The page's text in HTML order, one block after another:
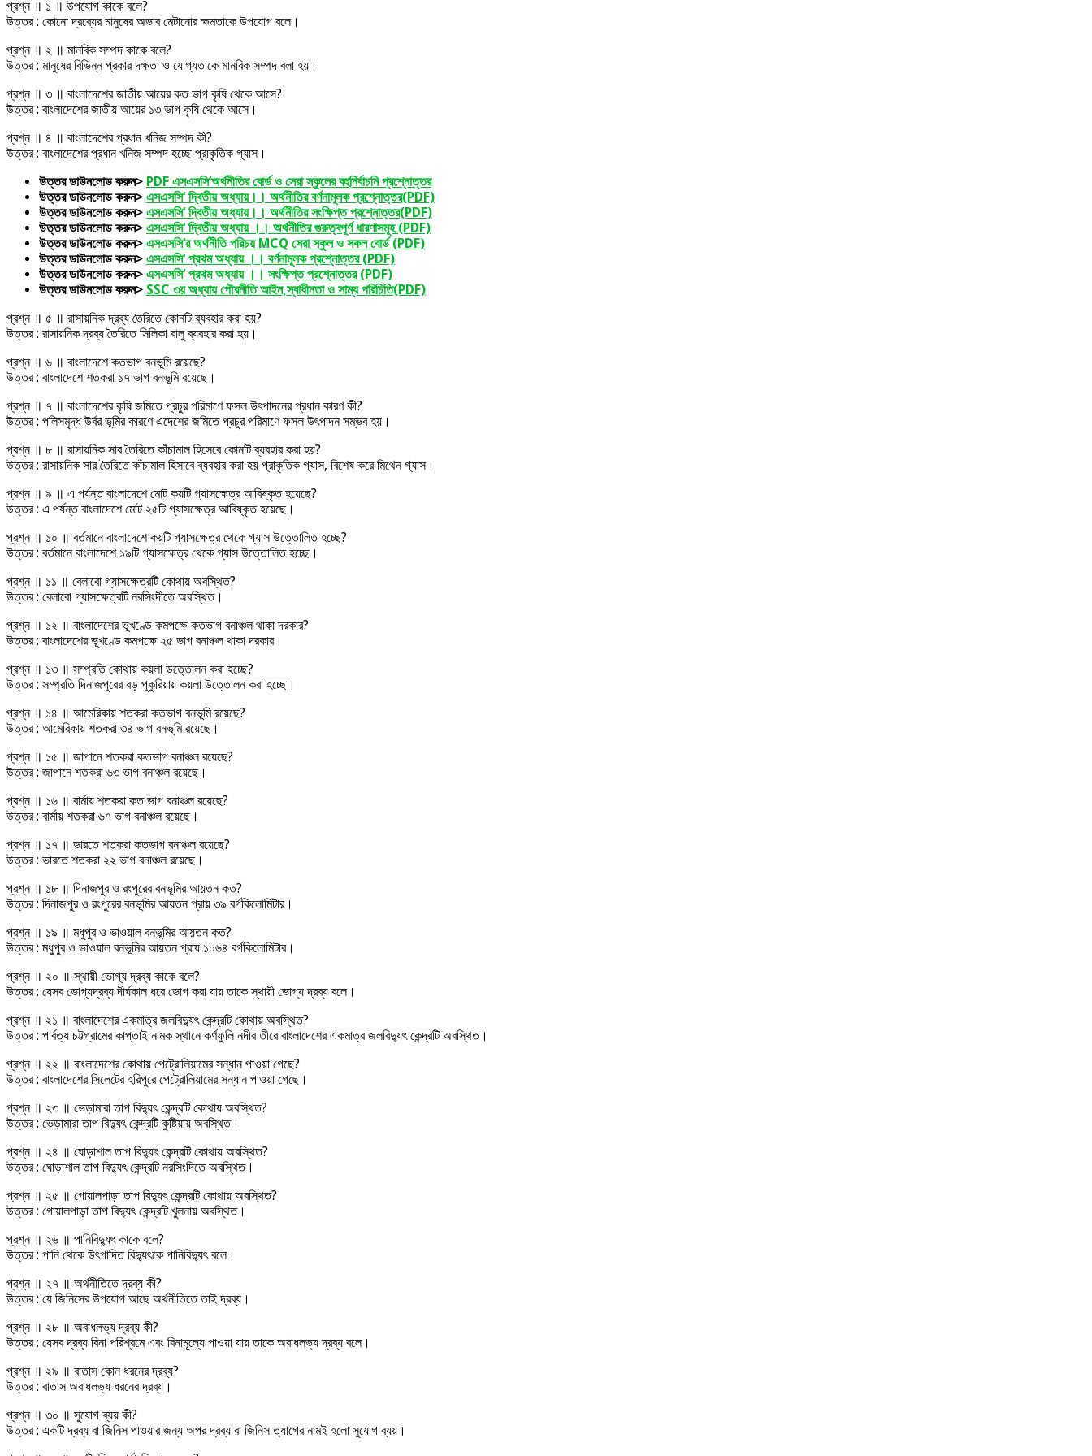
প্রশ্ন ॥ ১ ॥ উপযোগ কাকে বলে?
উত্তর : কোনো দ্রব্যের মানুষের অভাব মেটানোর ক্ষমতাকে উপযোগ বলে।
প্রশ্ন ॥ ২ ॥ মানবিক সম্পদ কাকে বলে?
উত্তর : মানুষের বিভিন্ন প্রকার দক্ষতা ও যোগ্যতাকে মানবিক সম্পদ বলা হয়।
প্রশ্ন ॥ ৩ ॥ বাংলাদেশের জাতীয় আয়ের কত ভাগ কৃষি থেকে আসে?
উত্তর : বাংলাদেশের জাতীয় আয়ের ১৩ ভাগ কৃষি থেকে আসে।
প্রশ্ন ॥ ৪ ॥ বাংলাদেশের প্রধান খনিজ সম্পদ কী?
উত্তর : বাংলাদেশের প্রধান খনিজ সম্পদ হচ্ছে প্রাকৃতিক গ্যাস।
উত্তর ডাউনলোড করুন> PDF এসএসসি‘অর্থনীতির বোর্ড ও সেরা স্কুলের বহুনির্বাচনি প্রশ্নোত্তর
উত্তর ডাউনলোড করুন> এসএসসি‘ দ্বিতীয় অধ্যায়।। অর্থনীতির বর্ণনামূলক প্রশ্নোত্তর(PDF)
উত্তর ডাউনলোড করুন> এসএসসি‘ দ্বিতীয় অধ্যায়।। অর্থনীতির সংক্ষিপ্ত প্রশ্নোত্তর(PDF)
উত্তর ডাউনলোড করুন> এসএসসি‘ দ্বিতীয় অধ্যায় ।। অর্থনীতির গুরুত্বপূর্ণ ধারণাসমূহ (PDF)
উত্তর ডাউনলোড করুন> এসএসসি‘র অর্থনীতি পরিচয় MCQ সেরা স্কুল ও সকল বোর্ড (PDF)
উত্তর ডাউনলোড করুন> এসএসসি‘ প্রথম অধ্যায় ।। বর্ণনামূলক প্রশ্নোত্তর (PDF)
উত্তর ডাউনলোড করুন> এসএসসি‘ প্রথম অধ্যায় ।। সংক্ষিপ্ত প্রশ্নোত্তর (PDF)
উত্তর ডাউনলোড করুন> SSC ৩য় অধ্যায় পৌরনীতি আইন,স্বাধীনতা ও সাম্য পরিচিতি(PDF)
প্রশ্ন ॥ ৫ ॥ রাসায়নিক দ্রব্য তৈরিতে কোনটি ব্যবহার করা হয়?
উত্তর : রাসায়নিক দ্রব্য তৈরিতে সিলিকা বালু ব্যবহার করা হয়।
প্রশ্ন ॥ ৬ ॥ বাংলাদেশে কতভাগ বনভূমি রয়েছে?
উত্তর : বাংলাদেশে শতকরা ১৭ ভাগ বনভূমি রয়েছে।
প্রশ্ন ॥ ৭ ॥ বাংলাদেশের কৃষি জমিতে প্রচুর পরিমাণে ফসল উৎপাদনের প্রধান কারণ কী?
উত্তর : পলিসমৃদ্ধ উর্বর ভূমির কারণে এদেশের জমিতে প্রচুর পরিমাণে ফসল উৎপাদন সম্ভব হয়।
প্রশ্ন ॥ ৮ ॥ রাসায়নিক সার তৈরিতে কাঁচামাল হিসেবে কোনটি ব্যবহার করা হয়?
উত্তর : রাসায়নিক সার তৈরিতে কাঁচামাল হিসাবে ব্যবহার করা হয় প্রাকৃতিক গ্যাস, বিশেষ করে মিথেন গ্যাস।
প্রশ্ন ॥ ৯ ॥ এ পর্যন্ত বাংলাদেশে মোট কয়টি গ্যাসক্ষেত্র আবিষ্কৃত হয়েছে?
উত্তর : এ পর্যন্ত বাংলাদেশে মোট ২৫টি গ্যাসক্ষেত্র আবিষ্কৃত হয়েছে।
প্রশ্ন ॥ ১০ ॥ বর্তমানে বাংলাদেশে কয়টি গ্যাসক্ষেত্র থেকে গ্যাস উত্তোলিত হচ্ছে?
উত্তর : বর্তমানে বাংলাদেশে ১৯টি গ্যাসক্ষেত্র থেকে গ্যাস উত্তোলিত হচ্ছে।
প্রশ্ন ॥ ১১ ॥ বেলাবো গ্যাসক্ষেত্রটি কোথায় অবস্থিত?
উত্তর : বেলাবো গ্যাসক্ষেত্রটি নরসিংদীতে অবস্থিত।
প্রশ্ন ॥ ১২ ॥ বাংলাদেশের ভূখণ্ডে কমপক্ষে কতভাগ বনাঞ্চল থাকা দরকার?
উত্তর : বাংলাদেশের ভূখণ্ডে কমপক্ষে ২৫ ভাগ বনাঞ্চল থাকা দরকার।
প্রশ্ন ॥ ১৩ ॥ সম্প্রতি কোথায় কয়লা উত্তোলন করা হচ্ছে?
উত্তর : সম্প্রতি দিনাজপুরের বড় পুকুরিয়ায় কয়লা উত্তোলন করা হচ্ছে।
প্রশ্ন ॥ ১৪ ॥ আমেরিকায় শতকরা কতভাগ বনভূমি রয়েছে?
উত্তর : আমেরিকায় শতকরা ৩৪ ভাগ বনভূমি রয়েছে।
প্রশ্ন ॥ ১৫ ॥ জাপানে শতকরা কতভাগ বনাঞ্চল রয়েছে?
উত্তর : জাপানে শতকরা ৬৩ ভাগ বনাঞ্চল রয়েছে।
প্রশ্ন ॥ ১৬ ॥ বার্মায় শতকরা কত ভাগ বনাঞ্চল রয়েছে?
উত্তর : বার্মায় শতকরা ৬৭ ভাগ বনাঞ্চল রয়েছে।
প্রশ্ন ॥ ১৭ ॥ ভারতে শতকরা কতভাগ বনাঞ্চল রয়েছে?
উত্তর : ভারতে শতকরা ২২ ভাগ বনাঞ্চল রয়েছে।
প্রশ্ন ॥ ১৮ ॥ দিনাজপুর ও রংপুরের বনভূমির আয়তন কত?
উত্তর : দিনাজপুর ও রংপুরের বনভূমির আয়তন প্রায় ৩৯ বর্গকিলোমিটার।
প্রশ্ন ॥ ১৯ ॥ মধুপুর ও ভাওয়াল বনভূমির আয়তন কত?
উত্তর : মধুপুর ও ভাওয়াল বনভূমির আয়তন প্রায় ১০৬৪ বর্গকিলোমিটার।
প্রশ্ন ॥ ২০ ॥ স্থায়ী ভোগ্য দ্রব্য কাকে বলে?
উত্তর : যেসব ভোগ্যদ্রব্য দীর্ঘকাল ধরে ভোগ করা যায় তাকে স্থায়ী ভোগ্য দ্রব্য বলে।
প্রশ্ন ॥ ২১ ॥ বাংলাদেশের একমাত্র জলবিদ্যুৎ কেন্দ্রটি কোথায় অবস্থিত?
উত্তর : পার্বত্য চট্টগ্রামের কাপ্তাই নামক স্থানে কর্ণফুলি নদীর তীরে বাংলাদেশের একমাত্র জলবিদ্যুৎ কেন্দ্রটি অবস্থিত।
প্রশ্ন ॥ ২২ ॥ বাংলাদেশের কোথায় পেট্রোলিয়ামের সন্ধান পাওয়া গেছে?
উত্তর : বাংলাদেশের সিলেটের হরিপুরে পেট্রোলিয়ামের সন্ধান পাওয়া গেছে।
প্রশ্ন ॥ ২৩ ॥ ভেড়ামারা তাপ বিদ্যুৎ কেন্দ্রটি কোথায় অবস্থিত?
উত্তর : ভেড়ামারা তাপ বিদ্যুৎ কেন্দ্রটি কুষ্টিয়ায় অবস্থিত।
প্রশ্ন ॥ ২৪ ॥ ঘোড়াশাল তাপ বিদ্যুৎ কেন্দ্রটি কোথায় অবস্থিত?
উত্তর : ঘোড়াশাল তাপ বিদ্যুৎ কেন্দ্রটি নরসিংদিতে অবস্থিত।
প্রশ্ন ॥ ২৫ ॥ গোয়ালপাড়া তাপ বিদ্যুৎ কেন্দ্রটি কোথায় অবস্থিত?
উত্তর : গোয়ালপাড়া তাপ বিদ্যুৎ কেন্দ্রটি খুলনায় অবস্থিত।
প্রশ্ন ॥ ২৬ ॥ পানিবিদ্যুৎ কাকে বলে?
উত্তর : পানি থেকে উৎপাদিত বিদ্যুৎকে পানিবিদ্যুৎ বলে।
প্রশ্ন ॥ ২৭ ॥ অর্থনীতিতে দ্রব্য কী?
উত্তর : যে জিনিসের উপযোগ আছে অর্থনীতিতে তাই দ্রব্য।
প্রশ্ন ॥ ২৮ ॥ অবাধলভ্য দ্রব্য কী?
উত্তর : যেসব দ্রব্য বিনা পরিশ্রমে এবং বিনামূল্যে পাওয়া যায় তাকে অবাধলভ্য দ্রব্য বলে।
প্রশ্ন ॥ ২৯ ॥ বাতাস কোন ধরনের দ্রব্য?
উত্তর : বাতাস অবাধলভ্য ধরনের দ্রব্য।
প্রশ্ন ॥ ৩০ ॥ সুযোগ ব্যয় কী?
উত্তর : একটি দ্রব্য বা জিনিস পাওয়ার জন্য অপর দ্রব্য বা জিনিস ত্যাগের নামই হলো সুযোগ ব্যয়।